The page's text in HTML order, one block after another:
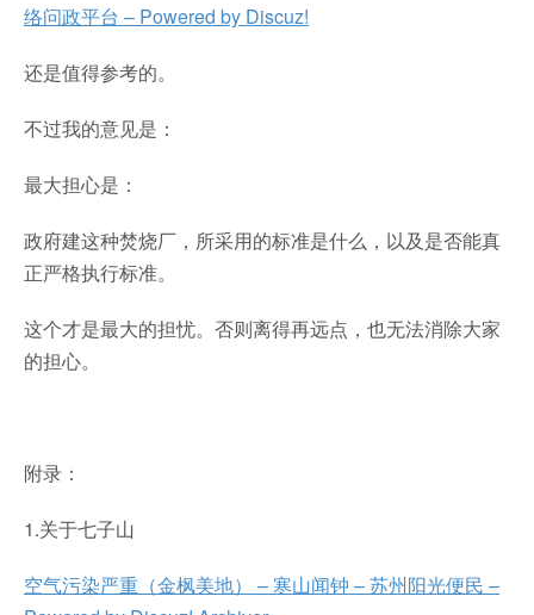
络问政平台 – Powered by Discuz!
还是值得参考的。
不过我的意见是：
最大担心是：
政府建这种焚烧厂，所采用的标准是什么，以及是否能真
正严格执行标准。
这个才是最大的担忧。否则离得再远点，也无法消除大家
的担心。
附录：
1.关于七子山
空气污染严重（金枫美地） – 寒山闻钟 – 苏州阳光便民 –